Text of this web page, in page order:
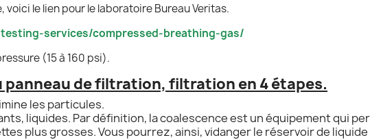
le lien pour le laboratoire Bureau Veritas.
services/compressed-breathing-gas/
(15 à 160 psi).
de filtration, filtration en 4 étapes.
les particules.
liquides. Par définition, la coalescence est un équipement qui
plus grosses. Vous pourrez, ainsi, vidanger le réservoir de liquide